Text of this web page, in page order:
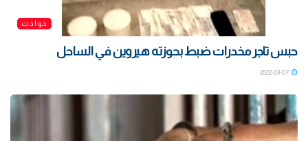
حوادث
حبس تاجر مخدرات ضبط بحوزته هيروين في الساحل